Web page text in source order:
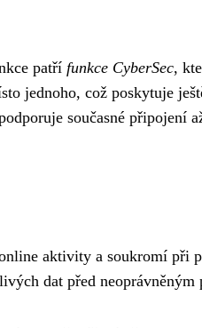
patří funkce CyberSec,
jednoho, což poskytuje
současné připojení
aktivity a soukromí při
dat před neoprávněným